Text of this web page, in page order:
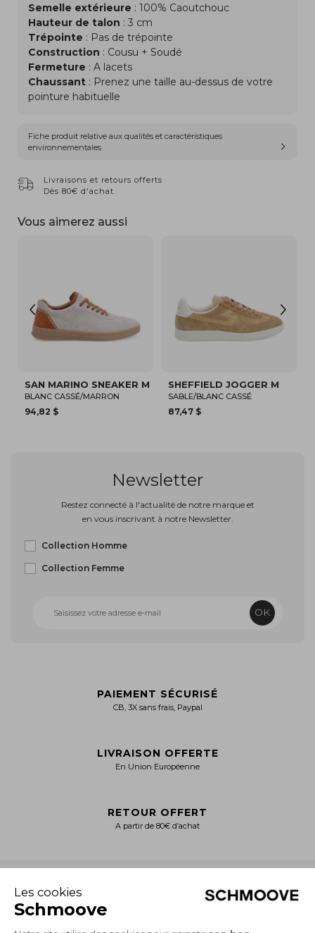
Semelle extérieure : 100% Caoutchouc
Hauteur de talon : 3 cm
Trépointe : Pas de trépointe
Construction : Cousu + Soudé
Fermeture : A lacets
Chaussant : Prenez une taille au-dessus de votre
pointure habituelle
Fiche produit relative aux qualités et caractéristiques
environnementales
Livraisons et retours offerts
Dès 80€ d'achat.
Vous aimerez aussi
SHEFFIELD JOGGER M
SABLE/BLANC CASSÉ
87,47 $
SPARKLE SNEAKER M
BLANC/BLEU MARINE
150,00 $
Newsletter
Restez connecté à l'actualité de notre marque et
en vous inscrivant à notre Newsletter.
Collection Homme
Collection Femme
OK
PAIEMENT SÉCURISÉ
CB, 3X sans frais, Paypal
LIVRAISON OFFERTE
En Union Européenne
RETOUR OFFERT
A partir de 80€ d’achat
NOTRE CATALOGUE +
Collection Homme